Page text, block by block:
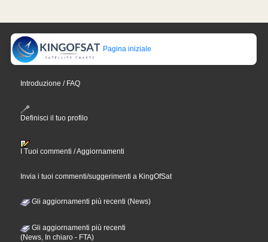
Pagina iniziale
Introduzione / FAQ
Definisci il tuo profilo
I Tuoi commenti / Aggiornamenti
Invia i tuoi commenti/suggerimenti a KingOfSat
Gli aggiornamenti più recenti (News)
Gli aggiornamenti più recenti
(News, In chiaro - FTA)